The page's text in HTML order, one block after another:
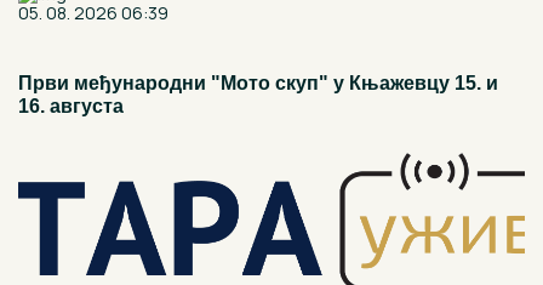
05. 08. 2026 06:39
Први међународни "Мото скуп" у Књажевцу 15. и
16. августа